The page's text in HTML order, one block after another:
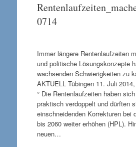
0714
Immer längere Rentenlaufzeiten
und politische Lösungskonzepte
wachsenden Schwierigkeiten zu
AKTUELL Tübingen 11. Juli
° Die Rentenlaufzeiten haben
praktisch verdoppelt und dürften
einschneidenden Korrekturen bei
bis 2060 weiter erhöhen (HPL).
neuen…